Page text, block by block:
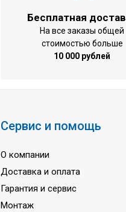
Марка хладагента
Минимальная
Минимальная
Количество
Изменение положения
Бесплатная
На все заказы общей
стоимостью больше
10 000 рублей
Сервис и помощь
О компании
Доставка и оплата
Гарантия и сервис
Монтаж